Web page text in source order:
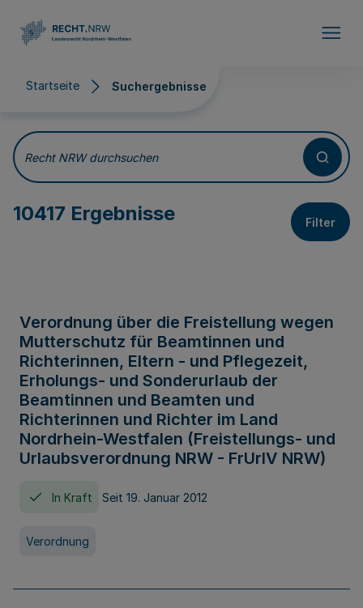
Startseite Suchergebnisse
Suchergebnisse
Recht NRW durchsuchen
10417 Ergebnisse Filter
Verordnung über die Freistellung wegen
Mutterschutz für Beamtinnen und
Richterinnen, Eltern - und Pflegezeit,
Erholungs- und Sonderurlaub der
Beamtinnen und Beamten und
Richterinnen und Richter im Land
Nordrhein-Westfalen (Freistellungs- und
Urlaubsverordnung NRW - FrUrlV NRW)
In Kraft Seit 19. Januar 2012
Verordnung